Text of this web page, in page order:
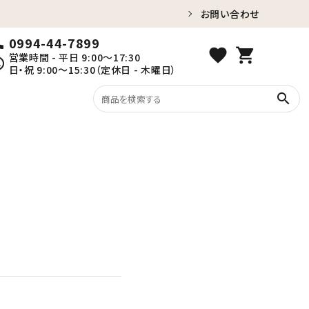
お問い合わせ
0994-44-7899
営業時間 - 平日 9:00～17:30
日・祝 9:00～15:30（定休日 - 木曜日）
favorite shopping_cart
search